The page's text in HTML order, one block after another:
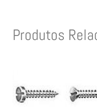
Produtos